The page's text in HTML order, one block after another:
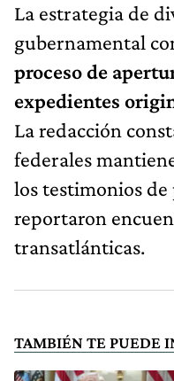
La estrategia de
gubernamental
proceso de
expedientes
La redacción
federales
los testimonios de
reportaron
transatlánticas.
TAMBIÉN TE PUEDE